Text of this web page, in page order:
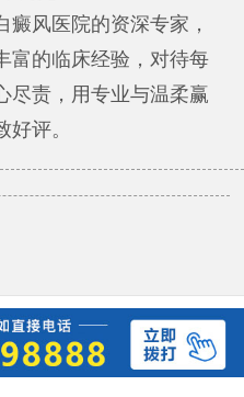
风医院的资深专家，
富的临床经验，对待每
尽责，用专业与温柔赢
评。